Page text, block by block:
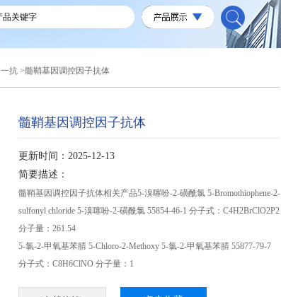
一抗 >髓鞘基因调控因子抗体
髓鞘基因调控因子抗体
更新时间：2025-12-13
简要描述：
髓鞘基因调控因子抗体相关产品5-溴噻吩-2-磺酰氯 5-Bromothiophene-2-
sulfonyl chloride 5-溴噻吩-2-磺酰氯 55854-46-1 分子式：C4H2BrClO2P2
分子量：261.54
5-氯-2-甲氧基苯腈 5-Chloro-2-Methoxy 5-氯-2-甲氧基苯腈 55877-79-7
分子式：C8H6ClNO 分子量：1